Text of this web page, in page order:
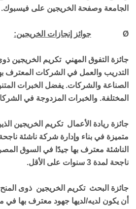
الجامعة وصفحة الخريجين على فيسبوك.
Ø جوائز إنجازات الخريجين:
جائزة التفوق المهني تكريم الخريجين
التدريب والعمل في الشركات المعترف
الصناعة والشركات. يفضل الخبرات
المختلفة. و الخبرات المزدوجة في
جائزة ريادة الأعمال تكريم الخريجين
متميزة في بناء وإدارة شركة ناشئة
الناشئة معترف بها جيدًا في السوق
ناجحة لمدة 3 سنوات على الأقل.
جائزة البحث تكريم الخريجين ذوى
أن يكون لديه/لديها جهود معترف بها في